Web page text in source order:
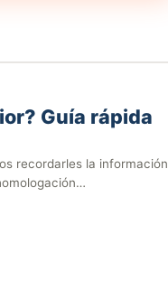
Guía rápida
recordarles la información